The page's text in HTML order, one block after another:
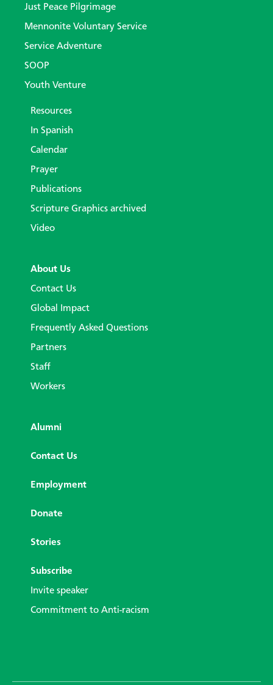
Just Peace Pilgrimage
Mennonite Voluntary Service
Service Adventure
SOOP
Youth Venture
Resources
In Spanish
Calendar
Prayer
Publications
Scripture Graphics archived
Video
About Us
Contact Us
Global Impact
Frequently Asked Questions
Partners
Staff
Workers
Alumni
Contact Us
Employment
Donate
Stories
Subscribe
Invite speaker
Commitment to Anti-racism